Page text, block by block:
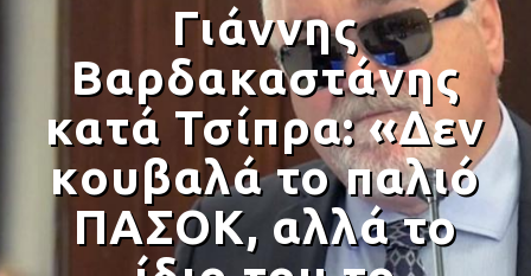
Current track
ΕΦΤΑ ΤΡΑΓΟΥΔΙΑ ΘΑ ΣΟΥ ΠΩ (LIVE)
Γιάννης
Βαρδακαστάνης
κατά Τσίπρα: «Δεν
κουβαλά το παλιό
ΠΑΣΟΚ, αλλά το